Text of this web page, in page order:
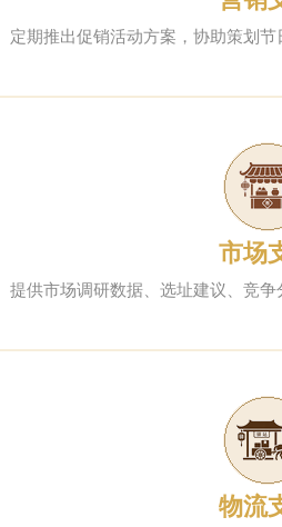
定期推出促销活动方案，协助策划
市场
提供市场调研数据、选址建议、竞
物流